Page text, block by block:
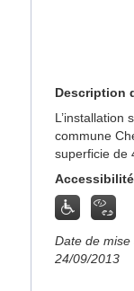
Description
L’installation
commune
superficie de
Date de mise
24/09/2013